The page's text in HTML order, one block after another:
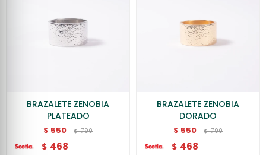
BRAZALETE ZENOBIA
PLATEADO
$ 550 $ 790
$ 468
BRAZALETE ZENOBIA
DORADO
$ 550 $ 790
$ 468